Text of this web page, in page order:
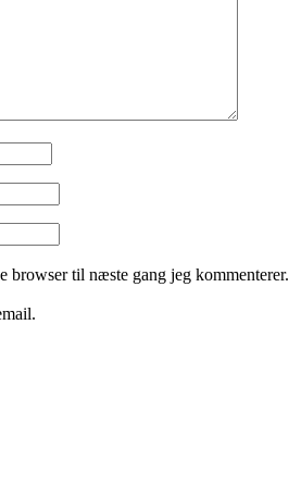
browser til næste gang jeg kommenterer.